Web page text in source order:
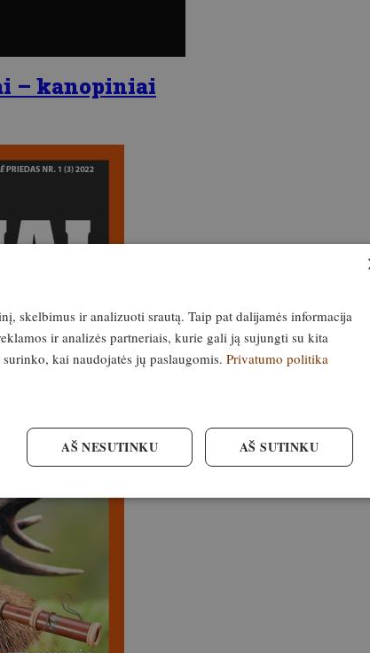
– kanopiniai
skelbimus ir analizuoti srautą. Taip pat dalijamės informacija
ir analizės partneriais, kurie gali ją sujungti su kita
kai naudojatės jų paslaugomis. Privatumo politika
AŠ SUTINKU
AŠ NESUTINKU